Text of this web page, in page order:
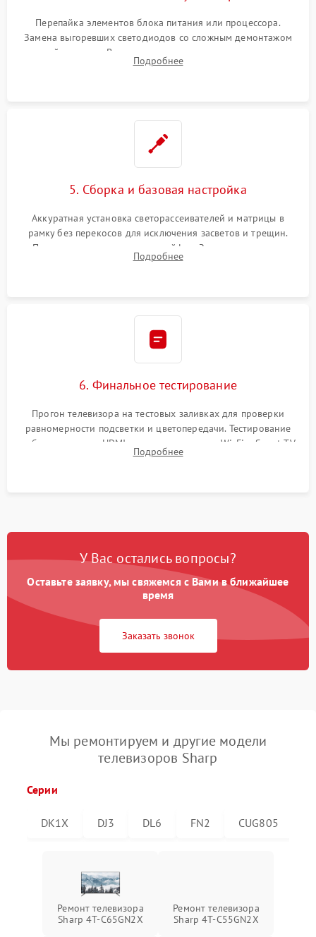
Перепайка элементов блока питания или процессора.
Замена выгоревших светодиодов со сложным демонтажом
хрупкой матрицы. Восстановление поврежденных дорожек,
прошивка микросхем памяти EEPROM
Подробнее
5. Сборка и базовая настройка
Аккуратная установка светорассеивателей и матрицы в
рамку без перекосов для исключения засветов и трещин.
Подключение внутренних шлейфов. Закрытие корпуса.
Сброс настроек и обновление программного обеспечения.
Подробнее
6. Финальное тестирование
Прогон телевизора на тестовых заливках для проверки
равномерности подсветки и цветопередачи. Тестирование
работы разъемов HDMI, динамиков, модуля Wi-Fi и Smart TV
в рабочем режиме в течение нескольких часов.
Подробнее
У Вас остались вопросы?
Оставьте заявку, мы свяжемся с Вами в ближайшее
время
Заказать звонок
Мы ремонтируем и другие модели
телевизоров Sharp
Серии
DK1X DJ3 DL6 FN2 CUG805
Ремонт телевизора
Sharp 4T-C65GN2X
Ремонт телевизора
Sharp 4T-C55GN2X